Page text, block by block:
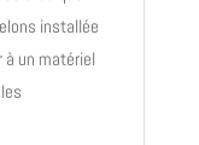
installée
à un matériel